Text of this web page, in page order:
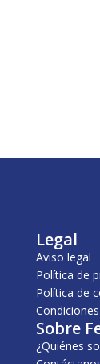
Legal
Aviso legal
Política de
Política de
Sobre
¿Quiénes